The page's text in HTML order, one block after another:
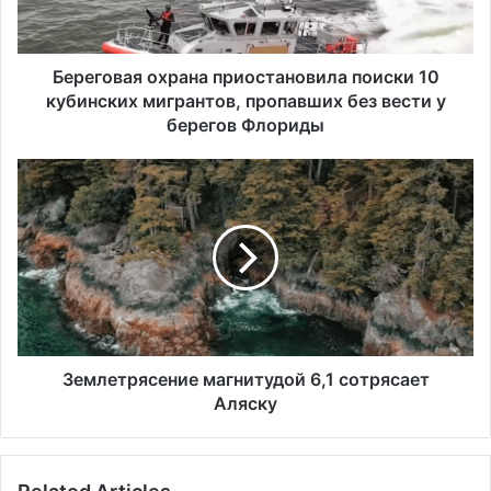
в
а
я
н
а
п
р
и
о
с
т
а
и
Береговая охрана приостановила поиски 10
кубинских мигрантов, пропавших без вести у
берегов Флориды
З
е
м
л
е
т
р
я
с
Землетрясение магнитудой 6,1 сотрясает
Аляску